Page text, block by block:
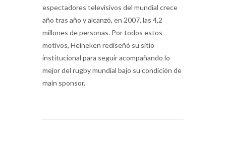
espectadores televisivos del mundial crece
año tras año y alcanzó, en 2007, las 4,2
millones de personas. Por todos estos
motivos, Heineken rediseñó su sitio
institucional para seguir acompañando lo
mejor del rugby mundial bajo su condición de
main sponsor.